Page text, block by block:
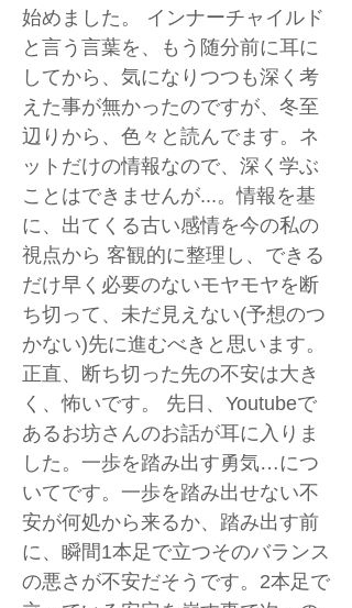
始めました。 インナーチャイルド
と言う言葉を、もう随分前に耳に
してから、気になりつつも深く考
えた事が無かったのですが、冬至
辺りから、色々と読んでます。ネ
ットだけの情報なので、深く学ぶ
ことはできませんが...。情報を基
に、出てくる古い感情を今の私の
視点から 客観的に整理し、できる
だけ早く必要のないモヤモヤを断
ち切って、未だ見えない(予想のつ
かない)先に進むべきと思います。
正直、断ち切った先の不安は大き
く、怖いです。 先日、Youtubeで
あるお坊さんのお話が耳に入りま
した。一歩を踏み出す勇気…につ
いてです。一歩を踏み出せない不
安が何処から来るか、踏み出す前
に、瞬間1本足で立つそのバランス
の悪さが不安だそうです。2本足で